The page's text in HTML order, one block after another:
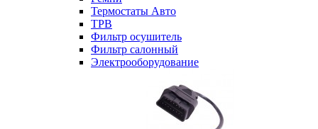
Термостаты Авто
ТРВ
Фильтр осушитель
Фильтр салонный
Электрооборудование